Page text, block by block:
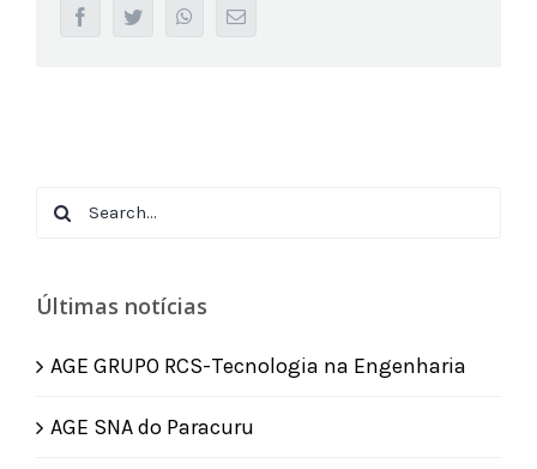
facebooktwitter whatsappEmail
Search
Últimas notícias
AGE GRUPO RCS-Tecnologia na Engenharia
AGE SNA do Paracuru